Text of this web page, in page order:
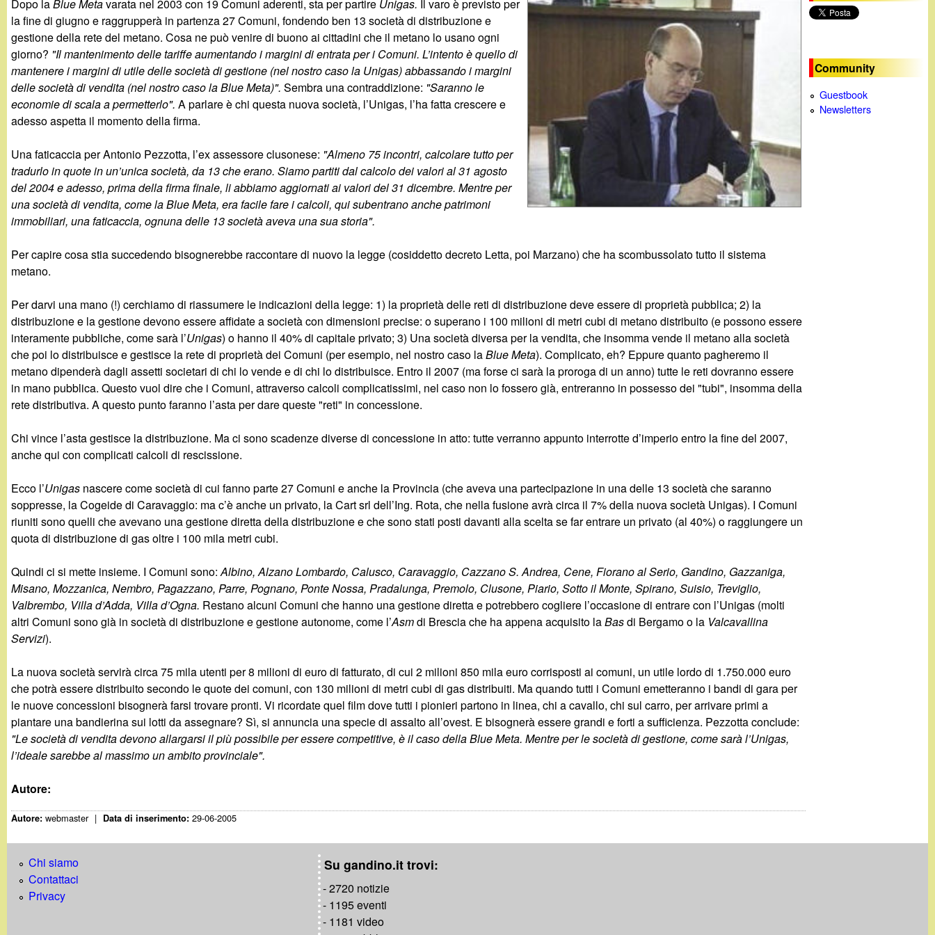
g
a
n
d
i
n
o
.
i
t
c
Dopo laBlue Metavarata nel 2003 con 19 Comuni aderenti, sta per partire Unigas. Il varo è previsto per
la fine di giugno e raggrupperà in partenza 27 Comuni, fondendo ben 13 società di distribuzione e
gestione della rete del metano. Cosa ne può venire di buono ai cittadini che il metano lo usano ogni
giorno? "Il mantenimento delle tariffe aumentando i margini di entrata per i Comuni. L’intento è quello di
mantenere i margini di utile delle società di gestione (nel nostro caso la Unigas) abbassando i margini
delle società di vendita (nel nostro caso la Blue Meta)".Sembra una contraddizione: "Saranno le
economie di scala a permetterlo".A parlare è chi questa nuova società, l’Unigas, l’ha fatta crescere e
adesso aspetta il momento della firma.
Una faticaccia per Antonio Pezzotta, l’ex assessore clusonese: "Almeno 75 incontri, calcolare tutto per
tradurlo in quote in un’unica società, da 13 che erano. Siamo partiti dal calcolo dei valori al 31 agosto
del 2004 e adesso, prima della firma finale, li abbiamo aggiornati ai valori del 31 dicembre. Mentre per
una società di vendita, come la Blue Meta, era facile fare i calcoli, qui subentrano anche patrimoni
immobiliari, una faticaccia, ognuna delle 13 società aveva una sua storia".
Per capire cosa stia succedendo bisognerebbe raccontare di nuovo la legge (cosiddetto decreto Letta, poi Marzano) che ha scombussolato tutto il sistema
metano.
Per darvi una mano (!) cerchiamo di riassumere le indicazioni della legge: 1) la proprietà delle reti di distribuzione deve essere di proprietà pubblica; 2) la
distribuzione e la gestione devono essere affidate a società con dimensioni precise: o superano i 100 milioni di metri cubi di metano distribuito (e possono essere
interamente pubbliche, come sarà l’Unigas) o hanno il 40% di capitale privato; 3) Una società diversa per la vendita, che insomma vende il metano alla società
che poi lo distribuisce e gestisce la rete di proprietà dei Comuni (per esempio, nel nostro caso laBlue Meta). Complicato, eh? Eppure quanto pagheremo il
metano dipenderà dagli assetti societari di chi lo vende e di chi lo distribuisce. Entro il 2007 (ma forse ci sarà la proroga di un anno) tutte le reti dovranno essere
in mano pubblica. Questo vuol dire che i Comuni, attraverso calcoli complicatissimi, nel caso non lo fossero già, entreranno in possesso dei "tubi", insomma della
rete distributiva. A questo punto faranno l’asta per dare queste "reti" in concessione.
Chi vince l’asta gestisce la distribuzione. Ma ci sono scadenze diverse di concessione in atto: tutte verranno appunto interrotte d’imperio entro la fine del 2007,
anche qui con complicati calcoli di rescissione.
Ecco l’Unigas nascere come società di cui fanno parte 27 Comuni e anche la Provincia (che aveva una partecipazione in una delle 13 società che saranno
soppresse, la Cogeide di Caravaggio: ma c’è anche un privato, la Cart srl dell’Ing. Rota, che nella fusione avrà circa il 7% della nuova società Unigas). I Comuni
riuniti sono quelli che avevano una gestione diretta della distribuzione e che sono stati posti davanti alla scelta se far entrare un privato (al 40%) o raggiungere un
quota di distribuzione di gas oltre i 100 mila metri cubi.
Quindi ci si mette insieme. I Comuni sono:Albino, Alzano Lombardo, Calusco, Caravaggio, Cazzano S. Andrea, Cene, Fiorano al Serio, Gandino, Gazzaniga,
Misano, Mozzanica, Nembro, Pagazzano, Parre, Pognano, Ponte Nossa, Pradalunga, Premolo, Clusone, Piario, Sotto il Monte, Spirano, Suisio, Treviglio,
Valbrembo, Villa d’Adda, Villa d’Ogna. Restano alcuni Comuni che hanno una gestione diretta e potrebbero cogliere l’occasione di entrare con l’Unigas (molti
altri Comuni sono già in società di distribuzione e gestione autonome, come l’Asmdi Brescia che ha appena acquisito laBasdi Bergamo o la Valcavallina
Servizi).
La nuova società servirà circa 75 mila utenti per 8 milioni di euro di fatturato, di cui 2 milioni 850 mila euro corrisposti ai comuni, un utile lordo di 1.750.000 euro
che potrà essere distribuito secondo le quote dei comuni, con 130 milioni di metri cubi di gas distribuiti. Ma quando tutti i Comuni emetteranno i bandi di gara per
le nuove concessioni bisognerà farsi trovare pronti. Vi ricordate quel film dove tutti i pionieri partono in linea, chi a cavallo, chi sul carro, per arrivare primi a
piantare una bandierina sui lotti da assegnare? Sì, si annuncia una specie di assalto all’ovest. E bisognerà essere grandi e forti a sufficienza. Pezzotta conclude:
"Le società di vendita devono allargarsi il più possibile per essere competitive, è il caso della Blue Meta. Mentre per le società di gestione, come sarà l’Unigas,
l’ideale sarebbe al massimo un ambito provinciale".
Autore:
Autore:webmaster | Data di inserimento:29-06-2005
Community
Guestbook
Newsletters
Chi siamo
Contattaci
Privacy
Su gandino.it trovi:
- 2720 notizie
- 1195 eventi
- 1181 video